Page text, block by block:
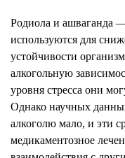
Родиола и ашваганда
используются для
устойчивости
алкогольную
уровня стресса они
Однако научных
алкоголю мало, и эти
медикаментозное